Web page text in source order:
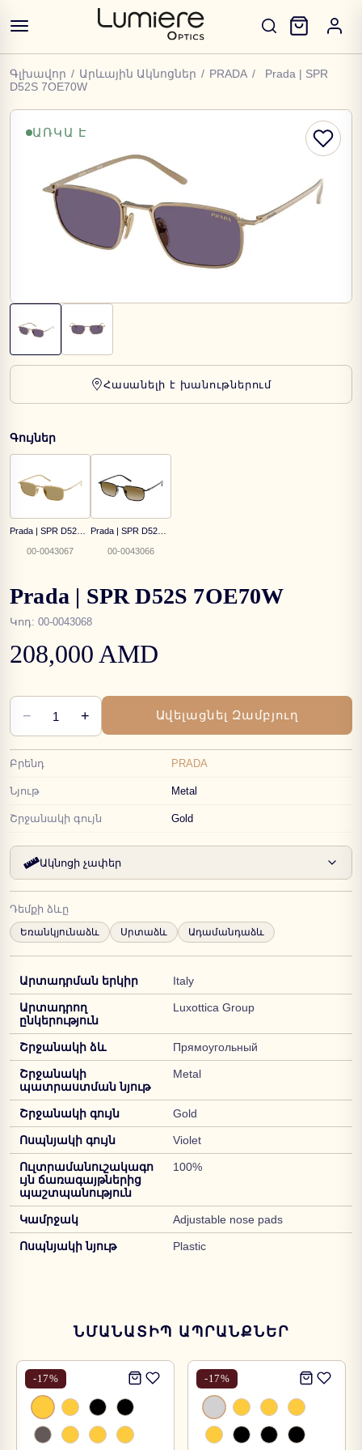
Գլխավոր / Արևային Ակնոցներ / PRADA /
Prada | SPR
D52S 7OE70W
ԱՌԿԱ Է
Հասանելի է խանութներում
Գույներ
00-0043067 00-0043066
Prada | SPR D52S 7OE70W
Կոդ: 00-0043068
208,000 AMD
− 1 + Ավելացնել Զամբյուղ
Բրենդ PRADA
Նյութ Metal
Շրջանակի գույն Gold
Ակնոցի չափեր
Դեմքի ձևը
Եռանկյունաձև Սրտաձև Ադամանդաձև
Արտադրման երկիր Italy
Արտադրող
ընկերություն
Luxottica Group
Շրջանակի ձև Прямоугольный
Շրջանակի
պատրաստման նյութ
Metal
Շրջանակի գույն Gold
Ոսպնյակի գույն Violet
Ուլտրամանուշակագո
ւյն ճառագայթներից
պաշտպանություն
100%
Կամրջակ Adjustable nose pads
Ոսպնյակի նյութ Plastic
ՆՄԱՆԱՏԻՊ ԱՊՐԱՆՔՆԵՐ
-17% -17%